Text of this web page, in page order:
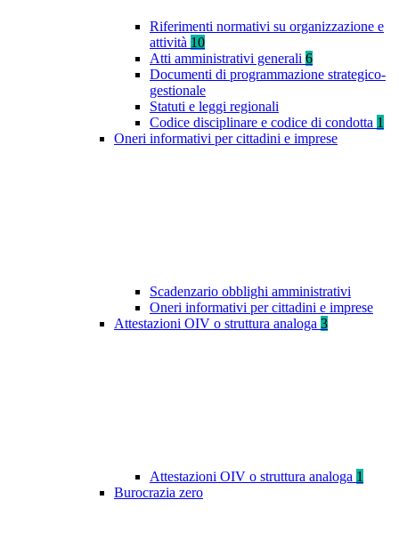
Riferimenti normativi su organizzazione e
attività 10
Atti amministrativi generali 6
Documenti di programmazione strategico-
gestionale
Statuti e leggi regionali
Codice disciplinare e codice di condotta 1
Oneri informativi per cittadini e imprese
Scadenzario obblighi amministrativi
Oneri informativi per cittadini e imprese
Attestazioni OIV o struttura analoga 3
Attestazioni OIV o struttura analoga 1
Burocrazia zero